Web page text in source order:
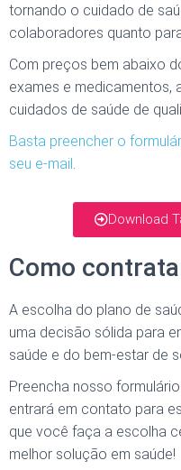
tornando o cuidado de
colaboradores quanto
Com preços bem abaixo
exames e medicamentos,
cuidados de saúde de
Basta preencher o
seu e-mail
Download
Como
A escolha do plano de
uma decisão sólida para
saúde e do bem-estar de
Preencha nosso
entrará em contato para
que você faça a escolha
melhor solução em saúde!